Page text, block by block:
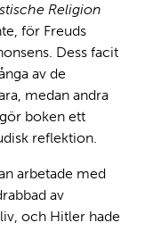
Religion
för Freuds
Dess facit
av de
medan andra
boken ett
reflektion.
arbetade med
av
och Hitler hade